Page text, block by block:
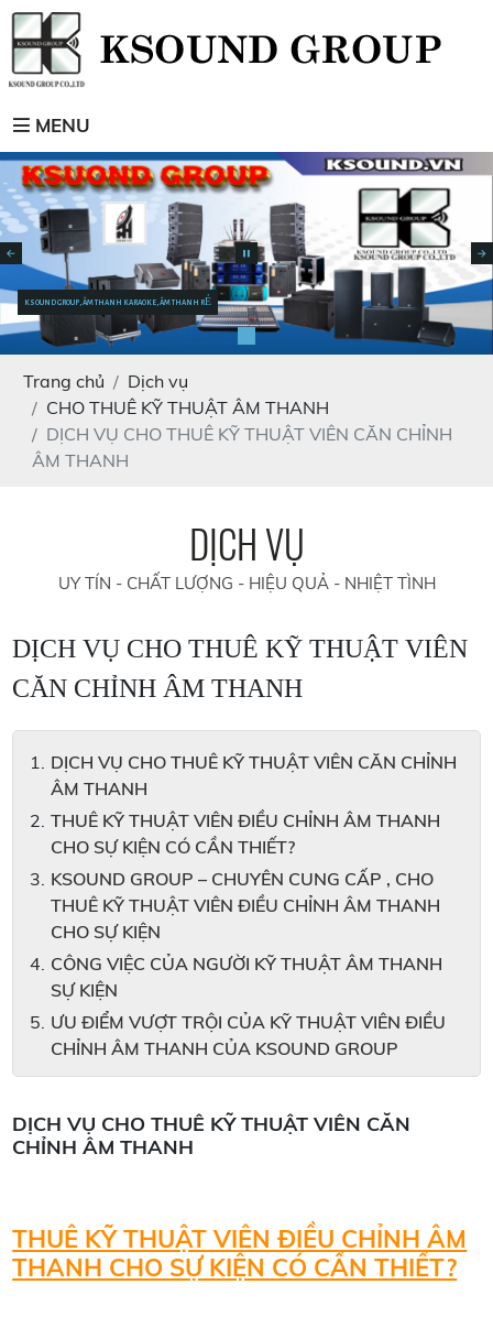
MENU
KSOUND GROUP, ÂM THANH KARAOKE, ÂM THANH RẺ
Trang chủ
Dịch vụ
CHO THUÊ KỸ THUẬT ÂM THANH
DỊCH VỤ CHO THUÊ KỸ THUẬT VIÊN CĂN CHỈNH
ÂM THANH
DỊCH VỤ
UY TÍN - CHẤT LƯỢNG - HIỆU QUẢ - NHIỆT TÌNH
DỊCH VỤ CHO THUÊ KỸ THUẬT VIÊN
CĂN CHỈNH ÂM THANH
DỊCH VỤ CHO THUÊ KỸ THUẬT VIÊN CĂN CHỈNH
ÂM THANH
THUÊ KỸ THUẬT VIÊN ĐIỀU CHỈNH ÂM THANH
CHO SỰ KIỆN CÓ CẦN THIẾT?
KSOUND GROUP – CHUYÊN CUNG CẤP , CHO
THUÊ KỸ THUẬT VIÊN ĐIỀU CHỈNH ÂM THANH
CHO SỰ KIỆN
CÔNG VIỆC CỦA NGƯỜI KỸ THUẬT ÂM THANH
SỰ KIỆN
ƯU ĐIỂM VƯỢT TRỘI CỦA KỸ THUẬT VIÊN ĐIỀU
CHỈNH ÂM THANH CỦA KSOUND GROUP
DỊCH VỤ CHO THUÊ KỸ THUẬT VIÊN CĂN
CHỈNH ÂM THANH
THUÊ KỸ THUẬT VIÊN ĐIỀU CHỈNH ÂM
THANH CHO SỰ KIỆN CÓ CẦN THIẾT?